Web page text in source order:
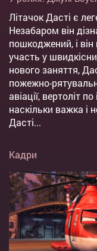
Літачок Дасті є
Незабаром він
пошкоджений, і
участь у
нового заняття,
пожежно-
авіації, вертоліт
наскільки важка і
Дасті...
Кадри